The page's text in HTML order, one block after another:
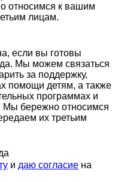
относимся к вашим
лицам.
если вы готовы
Мы можем связаться
за поддержку,
помощи детям, а также
программах и
Мы бережно относимся
их третьим
и даю согласие на